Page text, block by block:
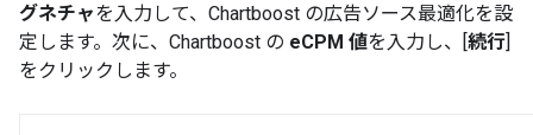
グネチャを入力して、Chartboost の広告ソース最適化を設
定します。次に、Chartboost の eCPM 値を入力し、[続行]
をクリックします。